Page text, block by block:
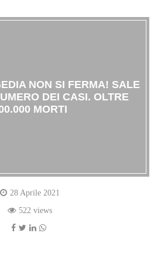
NON SI FERMA! SALE
DEI CASI. OLTRE
MORTI
28 Aprile 2021
522 views